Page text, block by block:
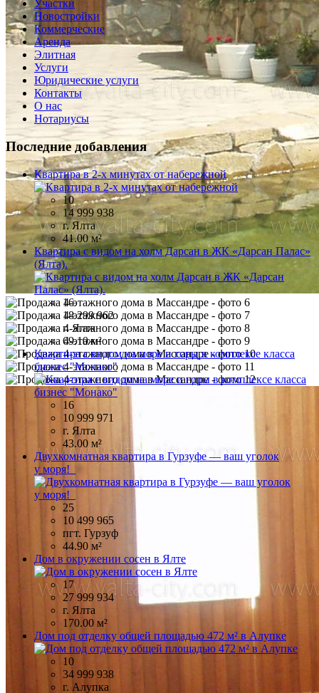
Участки
Новостройки
Коммерческие
Аренда
Элитная
Услуги
Юридические услуги
Контакты
О нас
Нотариусы
Последние добавления
Квартира в 2-х минутах от набережной
10
14 999 938
г. Ялта
41.00 м²
Квартира с видом на холм Дарсан в ЖК «Дарсан Палас»
(Ялта).
16
18 299 962
г. Ялта
69.10 м²
Квартира с видом на море и горы в комплексе класса
бизнес "Монако"
16
10 999 971
г. Ялта
43.00 м²
Двухкомнатная квартира в Гурзуфе — ваш уголок
у моря!
25
10 499 965
пгт. Гурзуф
44.90 м²
Дом в окружении сосен в Ялте
17
27 999 934
г. Ялта
170.00 м²
Дом под отделку общей площадью 472 м² в Алупке
10
34 999 938
г. Алупка